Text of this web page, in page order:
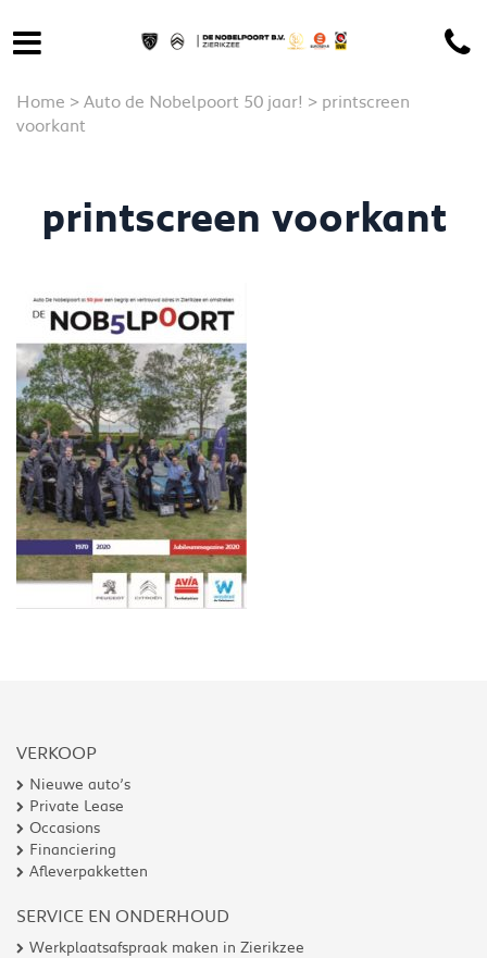
Home > Auto de Nobelpoort 50 jaar! > printscreen
voorkant
printscreen voorkant
VERKOOP
Nieuwe auto’s
Private Lease
Occasions
Financiering
Afleverpakketten
SERVICE EN ONDERHOUD
Werkplaatsafspraak maken in Zierikzee